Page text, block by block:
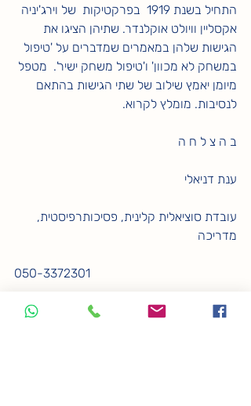
התחיל בשנת 1919  בפרקטיקות  של וירג'יניה
אקסליין וויולט אוקלנדר. שתיהן הציגו את
הגישות שלהן במאמרים שמדברים על 'טיפול
במשחק לא מכוון' ו'טיפול משחק ישיר'.  מטפל
מיומן יאמץ שילוב של שתי הגישות בהתאם
לנסיבות. מומלץ לקרוא.
ב ה צ ל ח ה
ענת דניאלי
עובדת סוציאלית קלינית, פסיכותרפיסטית,
מדריכה
050-3372301